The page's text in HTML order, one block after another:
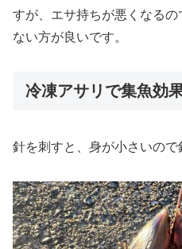
すが、エサ持ちが悪くなる
ない方が良いです。
冷凍アサリで集魚効
針を刺すと、身が小さいので